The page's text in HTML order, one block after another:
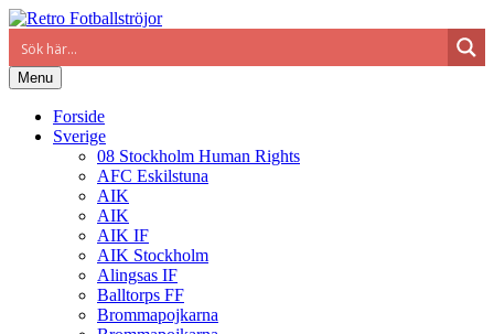
Menu
Forside
Sverige
08 Stockholm Human Rights
AFC Eskilstuna
AIK
AIK
AIK IF
AIK Stockholm
Alingsas IF
Balltorps FF
Brommapojkarna